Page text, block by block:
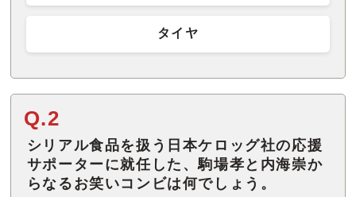
タイヤ
Q.2
シリアル食品を扱う日本ケロッグ社の応援
サポーターに就任した、駒場孝と内海崇か
らなるお笑いコンビは何でしょう。